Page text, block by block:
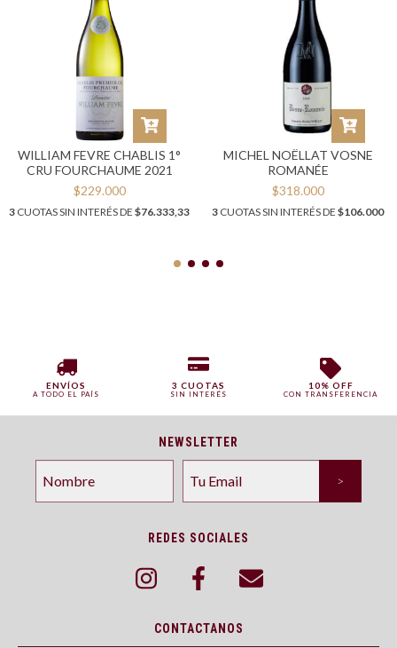
WILLIAM FEVRE CHABLIS 1°
CRU FOURCHAUME 2021
$229.000
3 CUOTAS SIN INTERÉS DE $76.333,33
MICHEL NOËLLAT VOSNE
ROMANÉE
$318.000
3 CUOTAS SIN INTERÉS DE $106.000
ENVÍOS
A TODO EL PAÍS
3 CUOTAS
SIN INTERÉS
10% OFF
CON TRANSFERENCIA
NEWSLETTER
REDES SOCIALES
CONTACTANOS